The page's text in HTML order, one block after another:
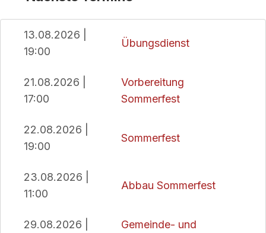
13.08.2026 |
19:00
Übungsdienst
21.08.2026 |
17:00
Vorbereitung
Sommerfest
22.08.2026 |
19:00
Sommerfest
23.08.2026 |
11:00
Abbau Sommerfest
29.08.2026 | Gemeinde- und